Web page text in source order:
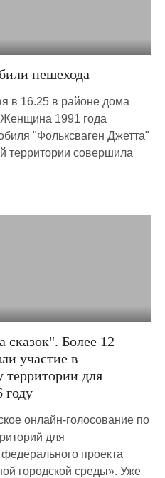
пешехода
в 16.25 в районе дома
1991 года
"Фольксваген Джетта"
территории совершила
сказок". Более 12
участие в
территории для
году
онлайн-голосование по
для
проекта
городской среды». Уже